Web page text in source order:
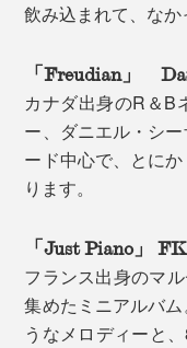
飲み込まれて、なか
「Freudian」
カナダ出身のR＆B
ー、ダニエル・シ
ード中心で、とに
ります。
「Just Piano」
フランス出身のマ
集めたミニアルバ
うなメロディーと